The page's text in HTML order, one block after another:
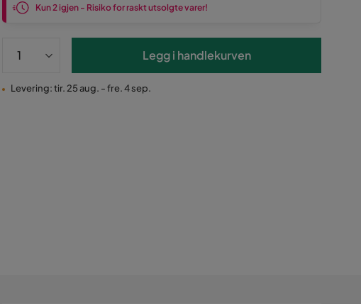
Kun 2 igjen - Risiko for raskt utsolgte varer!
Legg i handlekurven
Levering: tir. 25 aug. - fre. 4 sep.